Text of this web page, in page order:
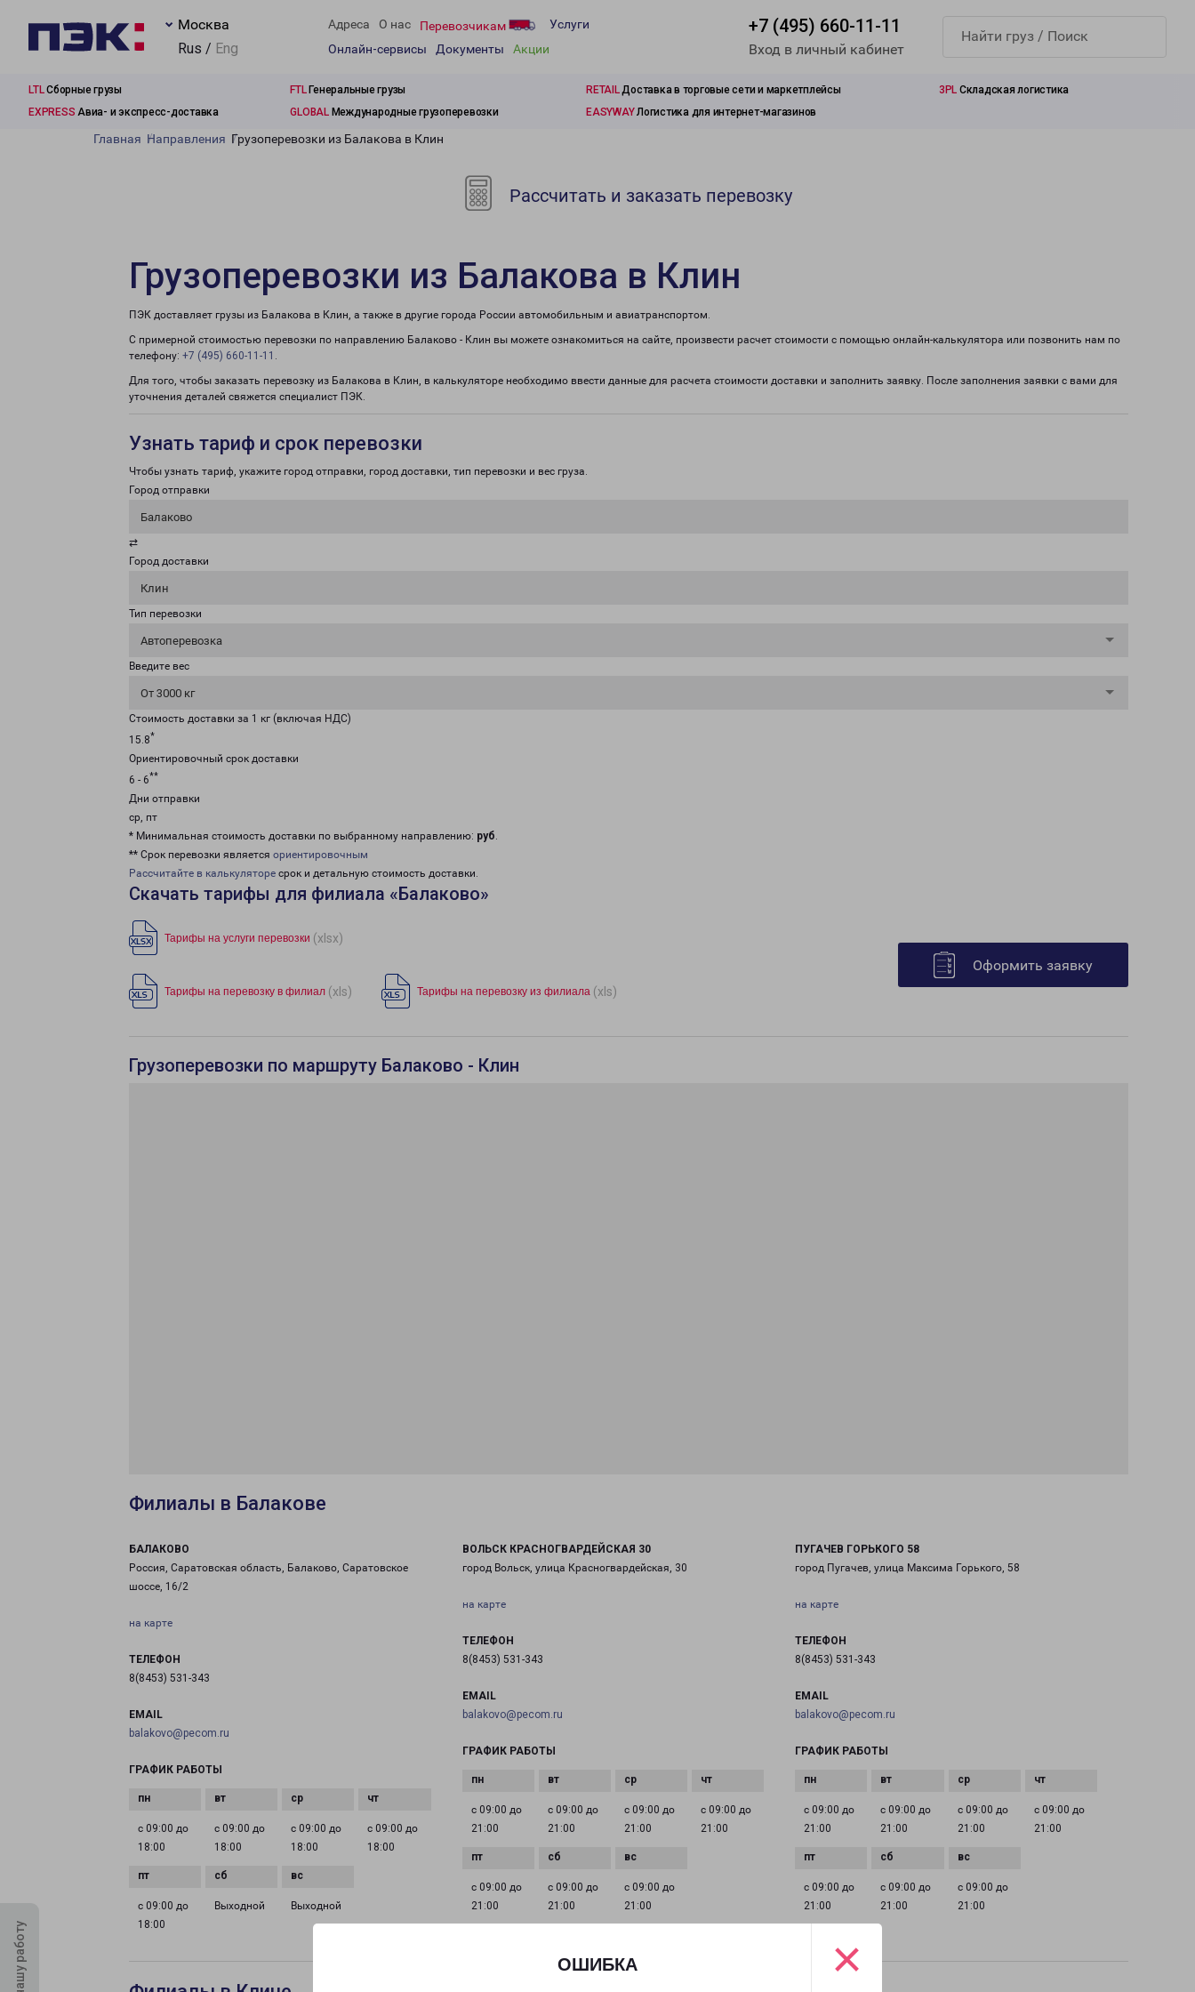
ОШИБКА ×
Москва
Rus / Eng
Адреса О нас Перевозчикам
Услуги
Онлайн-сервисы
Документы Акции
+7 (495) 660-11-11
Вход в личный кабинет
LTLСборные грузы FTLГенеральные грузы RETAILДоставка в торговые сети и маркетплейсы 3PL Складская логистика
EXPRESS Авиа- и экспресс-доставка GLOBALМеждународные грузоперевозки EASYWAYЛогистика для интернет-магазинов
Главная Направления Грузоперевозки из Балакова в Клин
Рассчитать и заказать перевозку
Грузоперевозки из Балакова в Клин
ПЭК доставляет грузы из Балакова в Клин, а также в другие города России автомобильным и авиатранспортом.
С примерной стоимостью перевозки по направлению Балаково - Клин вы можете ознакомиться на сайте, произвести расчет стоимости с помощью онлайн-калькулятора или позвонить нам по
телефону: +7 (495) 660-11-11 .
Для того, чтобы заказать перевозку из Балакова в Клин, в калькуляторе необходимо ввести данные для расчета стоимости доставки и заполнить заявку. После заполнения заявки с вами для
уточнения деталей свяжется специалист ПЭК.
Узнать тариф и срок перевозки
Чтобы узнать тариф, укажите город отправки, город доставки, тип перевозки и вес груза.
Город отправки
Балаково
⇄
Город доставки
Клин
Тип перевозки
Автоперевозка
Введите вес
От 3000 кг
Стоимость доставки за 1 кг (включая НДС)
15.8*
Ориентировочный срок доставки
6 - 6**
Дни отправки
ср, пт
* Минимальная стоимость доставки по выбранному направлению: руб.
** Срок перевозки является ориентировочным
Рассчитайте в калькуляторе срок и детальную стоимость доставки.
Скачать тарифы для филиала «Балаково»
Тарифы на услуги перевозки (xlsx)
Тарифы на перевозку в филиал (xls) Тарифы на перевозку из филиала (xls)
Оформить заявку
Грузоперевозки по маршруту Балаково - Клин
Филиалы в Балакове
БАЛАКОВО
Россия, Саратовская область, Балаково, Саратовское
шоссе, 16/2
на карте
ТЕЛЕФОН
8(8453) 531-343
EMAIL
balakovo@pecom.ru
ГРАФИК РАБОТЫ
с 09:00 до
18:00
с 09:00 до
18:00
с 09:00 до
18:00
с 09:00 до
18:00
с 09:00 до
18:00
Выходной Выходной
ВОЛЬСК КРАСНОГВАРДЕЙСКАЯ 30
город Вольск, улица Красногвардейская, 30
на карте
ТЕЛЕФОН
8(8453) 531-343
EMAIL
balakovo@pecom.ru
ГРАФИК РАБОТЫ
с 09:00 до
21:00
с 09:00 до
21:00
с 09:00 до
21:00
с 09:00 до
21:00
с 09:00 до
21:00
с 09:00 до
21:00
с 09:00 до
21:00
ПУГАЧЕВ ГОРЬКОГО 58
город Пугачев, улица Максима Горького, 58
на карте
ТЕЛЕФОН
8(8453) 531-343
EMAIL
balakovo@pecom.ru
ГРАФИК РАБОТЫ
с 09:00 до
21:00
с 09:00 до
21:00
с 09:00 до
21:00
с 09:00 до
21:00
с 09:00 до
21:00
с 09:00 до
21:00
с 09:00 до
21:00